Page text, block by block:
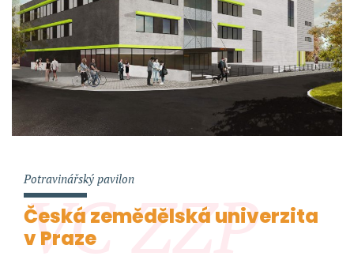
VC ZZP
Potravinářský pavilon
Česká zemědělská univerzita
v Praze